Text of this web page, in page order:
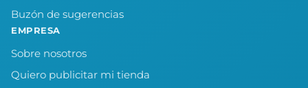
Buzón de sugerencias
EMPRESA
Sobre nosotros
Quiero publicitar mi tienda